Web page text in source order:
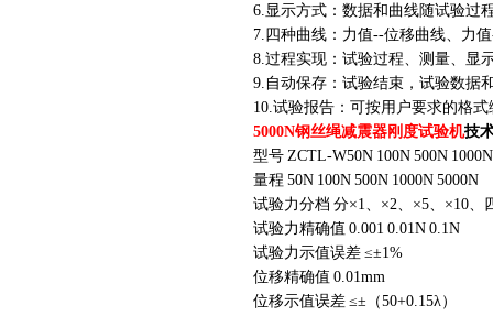
6.显示方式：数据和曲线随试验过
7.四种曲线：力值--位移曲线、力
8.过程实现：试验过程、测量、显
9.自动保存：试验结束，试验数据
10.试验报告：可按用户要求的格
5000N钢丝绳减震器刚度试验机技
型号 ZCTL-W50N 100N 500N 1000N
量程 50N 100N 500N 1000N 5000N
试验力分档 分×1、×2、×5、×10、
试验力精确值 0.001 0.01N 0.1N
试验力示值误差 ≤±1%
位移精确值 0.01mm
位移示值误差 ≤±（50+0.15λ）